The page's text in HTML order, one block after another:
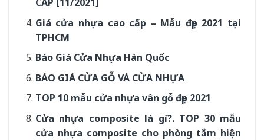
Giá cửa nhựa cao cấp – Mẫu đẹp 2021 tại
TPHCM
Báo Giá Cửa Nhựa Hàn Quốc
BÁO GIÁ CỬA GỖ VÀ CỬA NHỰA
TOP 10 mẫu cửa nhựa vân gỗ đẹp 2021
Cửa nhựa composite là gì?. TOP 30 mẫu
cửa nhựa composite cho phòng tắm hiện